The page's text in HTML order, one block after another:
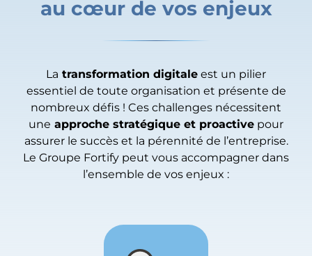
au cœur de vos enjeux
La transformation digitale est un pilier
essentiel de toute organisation et présente de
nombreux défis ! Ces challenges nécessitent
une approche stratégique et proactive pour
assurer le succès et la pérennité de l’entreprise.
Le Groupe Fortify peut vous accompagner dans
l’ensemble de vos enjeux :